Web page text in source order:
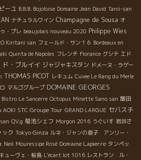
ーユ B.B.B. Bojoloise Domaine Jean David Tanii-san
ナチュラルワイン Champagne de Sousa オ
・プレ beaujolais nouveau 2020 Philippe Wies
Kiritani san フェールド・サン１６ Bordeaux en
Quinta de Napoles フレンチ Florance グシテ エド
ド・ブルイイ ジャジャキスタン ドメーヌ・ラゲー
THOMAS PICOT レキュム Cuvee Le Rang du Merle
マルゴグループ DOMAINE GEORGES
Bistro Le Sancerre Octopus Minette Sano san 飯田
AOKI STC Groupe Tour GRAND LARGUE セバスチ
QV.g 菊池シェフ Morgon 2016 うぐいす 岩井さ
ク Tokyo Ginza ルネ・ジャンの息子 アンリー・
Neil Mouressipe Rosé Domaine Lapierre タンペッ
キューヴェ・桜島 L'écart lot 1016 レストラン ル・